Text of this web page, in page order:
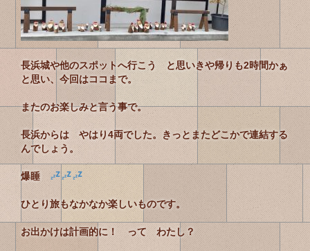
長浜城や他のスポットへ行こう と思いきや帰りも2時間かぁ
と思い、今回はココまで。
またのお楽しみと言う事で。
長浜からは やはり4両でした。きっとまたどこかで連結する
んでしょう。
爆睡
ひとり旅もなかなか楽しいものです。
お出かけは計画的に！ って わたし？